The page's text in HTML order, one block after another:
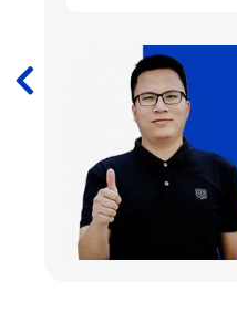
iX3 nào thì chất
Dựa theo những tiêu chí ở
phẩm camera hành trình
trong những thương hiệu
năm kinh nghiệm sản xuất